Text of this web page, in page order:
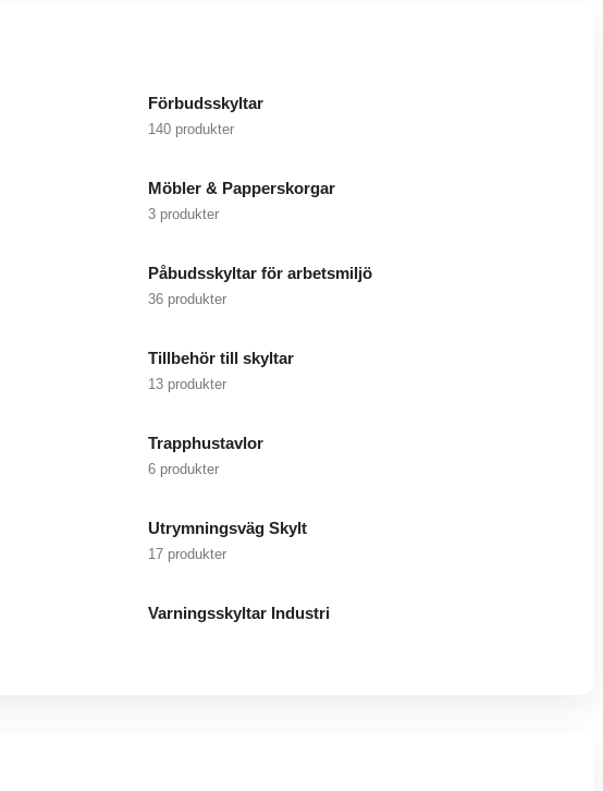
Förbudsskyltar
140 produkter
Möbler & Papperskorgar
3 produkter
Påbudsskyltar för arbetsmiljö
36 produkter
Tillbehör till skyltar
13 produkter
Trapphustavlor
6 produkter
Utrymningsväg Skylt
17 produkter
Varningsskyltar Industri